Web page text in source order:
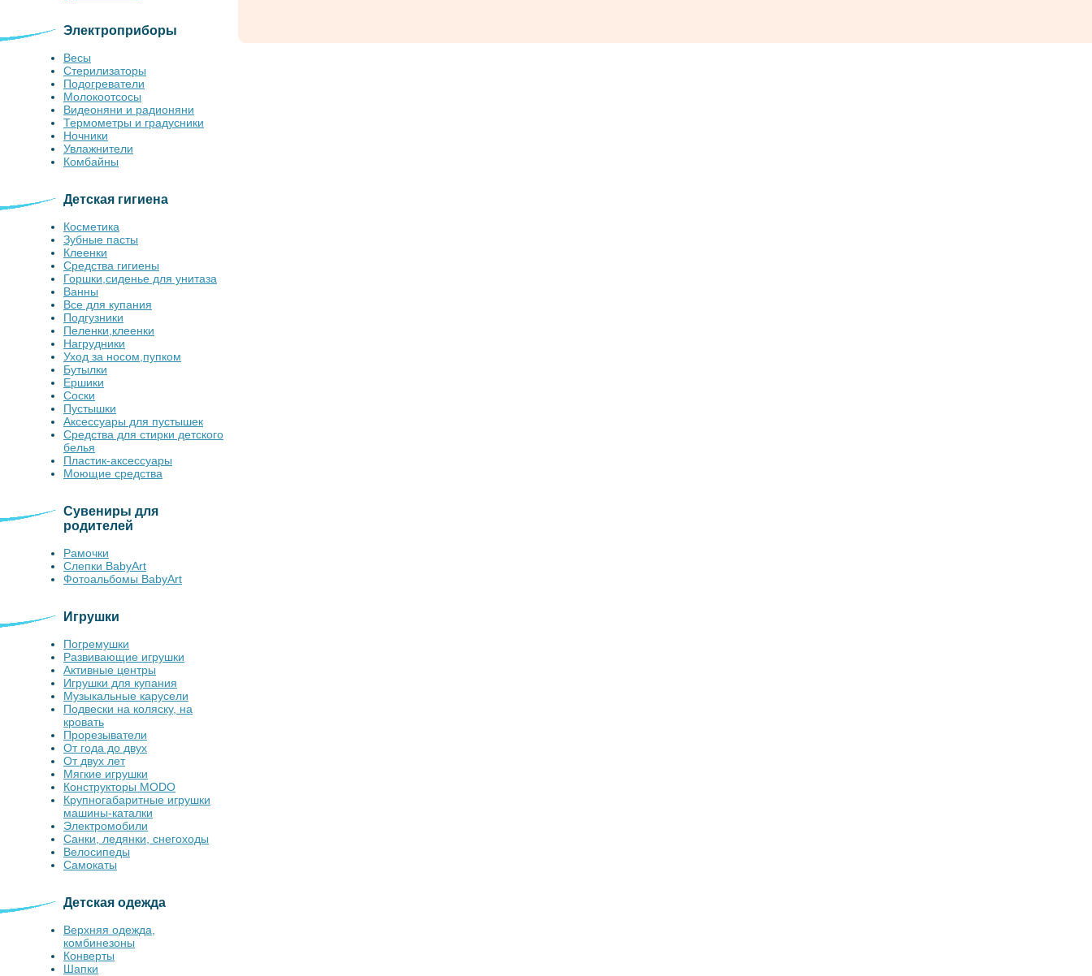
Электроприборы
Весы
Стерилизаторы
Подогреватели
Молокоотсосы
Видеоняни и радионяни
Термометры и градусники
Ночники
Увлажнители
Комбайны
Детская гигиена
Косметика
Зубные пасты
Клеенки
Средства гигиены
Горшки,сиденье для унитаза
Ванны
Все для купания
Подгузники
Пеленки,клеенки
Нагрудники
Уход за носом,пупком
Бутылки
Ершики
Соски
Пустышки
Аксессуары для пустышек
Средства для стирки детского
белья
Пластик-аксессуары
Моющие средства
Сувениры для
родителей
Рамочки
Слепки BabyArt
Фотоальбомы BabyArt
Игрушки
Погремушки
Развивающие игрушки
Активные центры
Игрушки для купания
Музыкальные карусели
Подвески на коляску, на
кровать
Прорезыватели
От года до двух
От двух лет
Мягкие игрушки
Конструкторы MODO
Крупногабаритные игрушки
машины-каталки
Электромобили
Санки, ледянки, снегоходы
Велосипеды
Самокаты
Детская одежда
Верхняя одежда,
комбинезоны
Конверты
Шапки